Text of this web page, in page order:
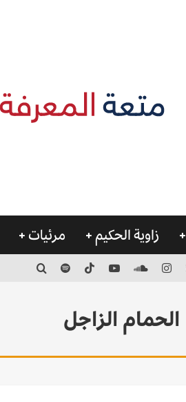
زاوية الحكيم مرئيات
الحمام الزاجل